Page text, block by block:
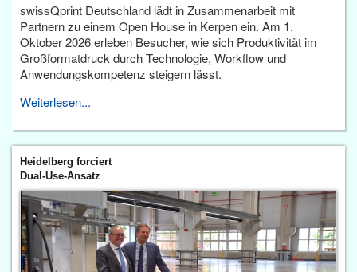
swissQprint Deutschland lädt in Zusammenarbeit mit
Partnern zu einem Open House in Kerpen ein. Am 1.
Oktober 2026 erleben Besucher, wie sich Produktivität im
Großformatdruck durch Technologie, Workflow und
Anwendungskompetenz steigern lässt.
Weiterlesen...
Heidelberg forciert
Dual-Use-Ansatz